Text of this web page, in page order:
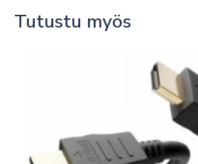
15.2M
Tutustu myös